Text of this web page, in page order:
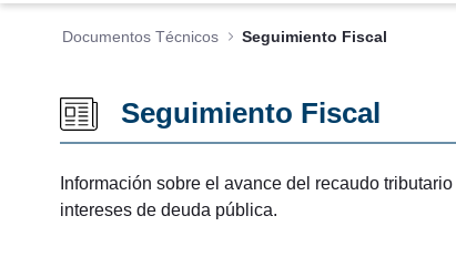
Documentos Técnicos Seguimiento Fiscal
Seguimiento Fiscal
Información sobre el avance del recaudo
intereses de deuda pública.